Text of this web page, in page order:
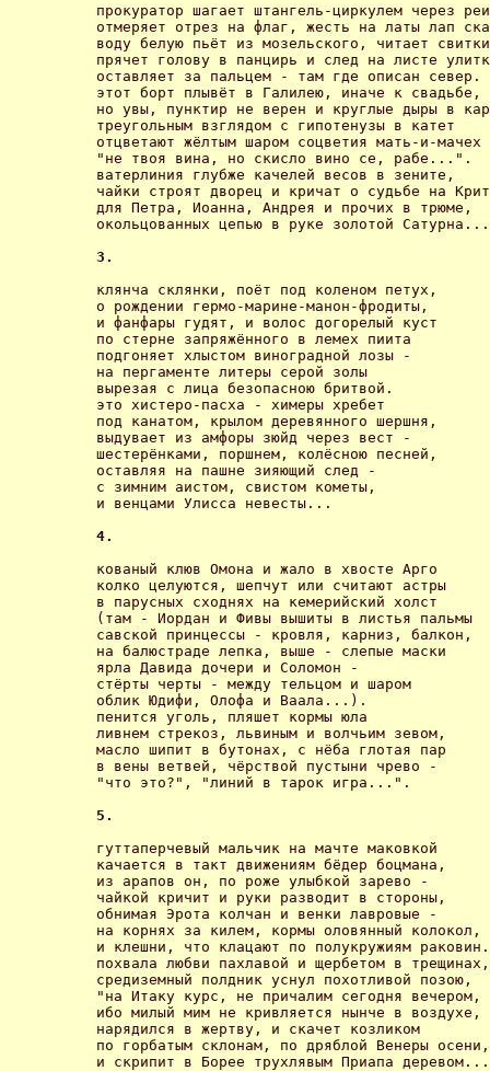
прокуратор шагает штангель-циркулем через
отмеряет отрез на флаг, жесть на латы лап
воду белую пьёт из мозельского, читает
прячет голову в панцирь и след на листе
оставляет за пальцем - там где описан север.
этот борт плывёт в Галилею, иначе к свадьбе,
но увы, пунктир не верен и круглые дыры в
треугольным взглядом с гипотенузы в катет
отцветают жёлтым шаром соцветия мать-и-
"не твоя вина, но скисло вино се, рабе...".
ватерлиния глубже качелей весов в зените,
чайки строят дворец и кричат о судьбе на
для Петра, Иоанна, Андрея и прочих в трюме,
окольцованных цепью в руке золотой
3.
клянча склянки, поёт под коленом петух,
о рождении гермо-марине-манон-фродиты,
и фанфары гудят, и волос догорелый куст
по стерне запряжённого в лемех пиита
подгоняет хлыстом виноградной лозы -
на пергаменте литеры серой золы
вырезая с лица безопасною бритвой.
это хистеро-пасха - химеры хребет
под канатом, крылом деревянного шершня,
выдувает из амфоры зюйд через вест -
шестерёнками, поршнем, колёсною песней,
оставляя на пашне зияющий след -
с зимним аистом, свистом кометы,
и венцaми Улисса невесты...
4.
кованый клюв Омона и жало в хвосте Арго
колко целуются, шепчут или считают астры
в парусных сходнях на кемерийский холст
(там - Иордан и Фивы вышиты в листья пальмы
савской принцессы - кровля, карниз, балкон,
на балюстраде лепка, выше - слепые маски
ярла Давида дочери и Соломон -
стёрты черты - между тельцом и шаром
облик Юдифи, Олофа и Ваала...).
пенится уголь, пляшет кормы юла
ливнем стрекоз, львиным и волчьим зевом,
масло шипит в бутонах, с нёба глотая пар
в вены ветвей, чёрствой пустыни чрево -
"что это?", "линий в тарок игра...".
5.
гуттаперчевый мальчик на мачте маковкой
качается в такт движениям бёдер боцмана,
из арапов он, по роже улыбкой зарево -
чайкой кричит и руки разводит в стороны,
обнимая Эрота колчан и венки лавровые -
на корнях за килем, кормы оловянный колокол,
и клешни, что клацают по полукружиям раковин.
похвала любви пахлавой и щербетом в трещинах,
средиземный полдник уснул похотливой позою,
"на Итаку курс, не причалим сегодня вечером,
ибо милый мим не кривляется нынче в воздухе,
нарядился в жертву, и скачет козликом
по горбатым склонам, по дряблой Венеры осени,
и скрипит в Борее трухлявым Приапа